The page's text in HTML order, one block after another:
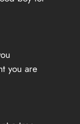
you are